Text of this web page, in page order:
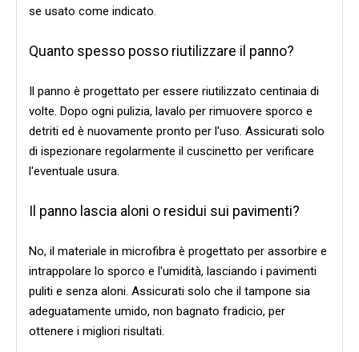
se usato come indicato.
Quanto spesso posso riutilizzare il panno?
Il panno è progettato per essere riutilizzato centinaia di
volte. Dopo ogni pulizia, lavalo per rimuovere sporco e
detriti ed è nuovamente pronto per l'uso. Assicurati solo
di ispezionare regolarmente il cuscinetto per verificare
l'eventuale usura.
Il panno lascia aloni o residui sui pavimenti?
No, il materiale in microfibra è progettato per assorbire e
intrappolare lo sporco e l'umidità, lasciando i pavimenti
puliti e senza aloni. Assicurati solo che il tampone sia
adeguatamente umido, non bagnato fradicio, per
ottenere i migliori risultati.